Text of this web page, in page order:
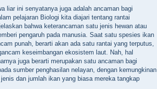
liar ini senyatanya juga adalah ancaman bagi
pelajaran Biologi kita diajari tentang rantai
bahwa keterancaman satu jenis hewan atau
pengaruh pada manusia. Saat satu spesies ikan
punah, berarti akan ada satu rantai yang terputus,
keseimbangan ekosistem laut. Nah, hal
juga berarti merupakan satu ancaman bagi
sumber penghasilan nelayan, dengan kemungkinan
dan jumlah ikan yang biasa mereka tangkap